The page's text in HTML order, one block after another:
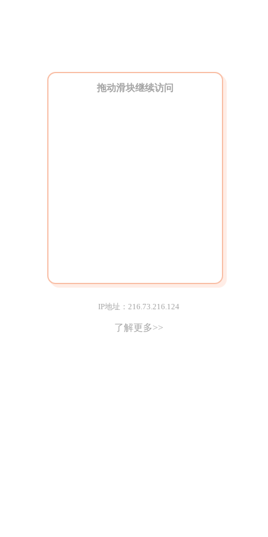
拖动滑块继续访问
IP地址：216.73.216.124
了解更多>>